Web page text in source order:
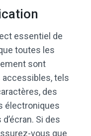
essentiel de
toutes les
sont
tels
des
électroniques
Si des
vous que